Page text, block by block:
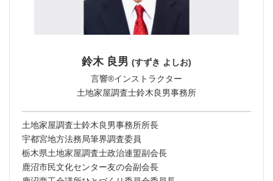
鈴木 良男 (すずき よしお)
言響®︎インストラクター
土地家屋調査士鈴木良男事務所
土地家屋調査士鈴木良男事務所所長
宇都宮地方法務局筆界調査委員
栃木県土地家屋調査士政治連盟副会長
鹿沼市民文化センター友の会副会長